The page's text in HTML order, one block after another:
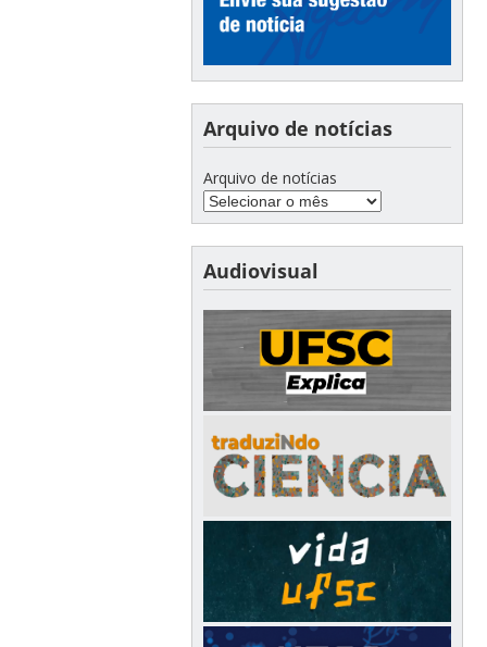
Arquivo de notícias
Arquivo de notícias
Audiovisual